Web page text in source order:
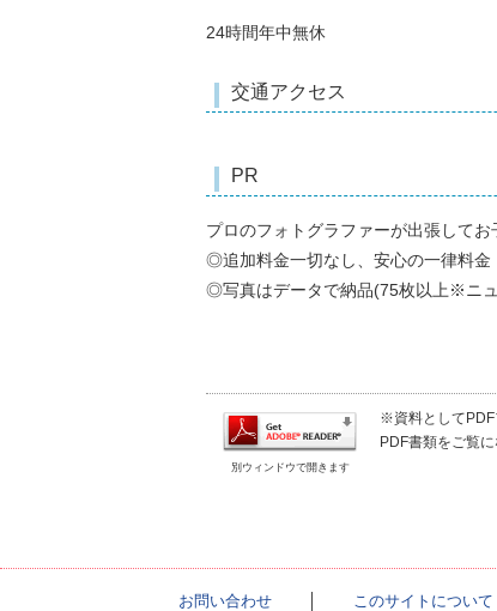
24時間年中無休
交通アクセス
PR
プロのフォトグラファーが出張して
◎追加料金一切なし、安心の一律料金
◎写真はデータで納品(75枚以上※ニ
別ウィンドウで開きます
※資料としてPDF
PDF書類をご覧
お問い合わせ このサイトについて